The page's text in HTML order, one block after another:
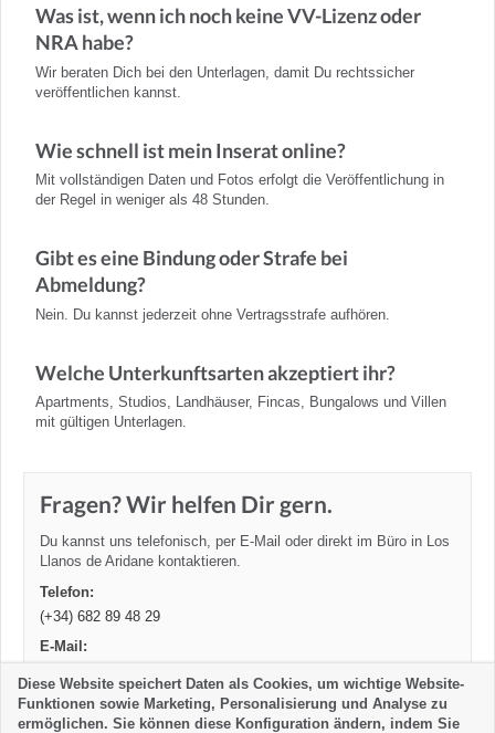
Was ist, wenn ich noch keine VV-Lizenz oder
NRA habe?
Wir beraten Dich bei den Unterlagen, damit Du rechtssicher
veröffentlichen kannst.
Wie schnell ist mein Inserat online?
Mit vollständigen Daten und Fotos erfolgt die Veröffentlichung in
der Regel in weniger als 48 Stunden.
Gibt es eine Bindung oder Strafe bei
Abmeldung?
Nein. Du kannst jederzeit ohne Vertragsstrafe aufhören.
Welche Unterkunftsarten akzeptiert ihr?
Apartments, Studios, Landhäuser, Fincas, Bungalows und Villen
mit gültigen Unterlagen.
Fragen? Wir helfen Dir gern.
Du kannst uns telefonisch, per E-Mail oder direkt im Büro in Los
Llanos de Aridane kontaktieren.
Telefon:
(+34) 682 89 48 29
E-Mail:
Adresse:
C. Fernandez Tano, 5 - Los Llanos de Aridane, La Palma
Diese Website speichert Daten als Cookies, um wichtige Website-
Funktionen sowie Marketing, Personalisierung und Analyse zu
ermöglichen. Sie können diese Konfiguration ändern, indem Sie